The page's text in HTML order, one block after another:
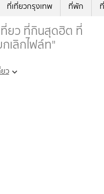
ที่เที่ยวกรุงเทพ ที่พัก
ที่ยว ที่กินสุดฮิต ที่
เลิกไฟล์ท"
ว